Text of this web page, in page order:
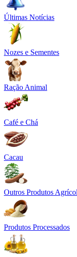
Últimas Notícias
Nozes e Sementes
Ração Animal
Café e Chá
Cacau
Outros Produtos
Produtos Processados